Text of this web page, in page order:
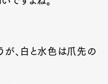
が、白と水色は爪先の